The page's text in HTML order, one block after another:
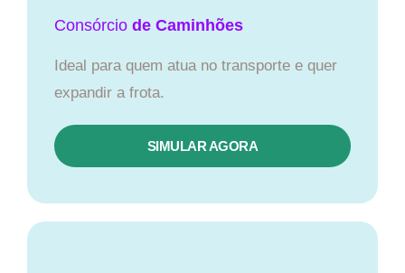
Consórcio de Caminhões
Ideal para quem atua no transporte e quer
expandir a frota.
SIMULAR AGORA